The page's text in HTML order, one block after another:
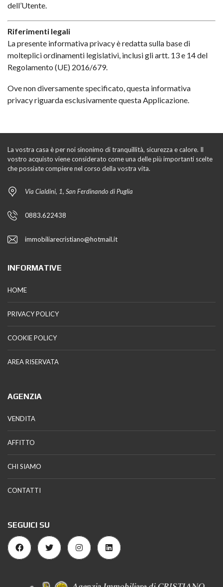
dell’Utente.
Riferimenti legali
La presente informativa privacy è redatta sulla base di
molteplici ordinamenti legislativi, inclusi gli artt. 13 e 14 del
Regolamento (UE) 2016/679.
Ove non diversamente specificato, questa informativa
privacy riguarda esclusivamente questa Applicazione.
La vostra casa è per noi sinonimo di tranquillità, sicurezza e calore. Il
vostro acquisto viene considerato come una delle più importanti scelte
che possiate compiere nel corso della vostra vita.
Via Cialdini, 1, San Ferdinando di Puglia
0883.622438
immobiliarecristiano@hotmail.it
INFORMATIVE
HOME
PRIVACY POLICY
COOKIE POLICY
AREA RISERVATA
AGENZIA
VENDITA
AFFITTO
CHI SIAMO
CONTATTI
SEGUICI SU